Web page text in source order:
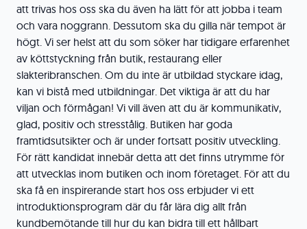
att trivas hos oss ska du även ha lätt för att jobba i team
och vara noggrann. Dessutom ska du gilla när tempot är
högt. Vi ser helst att du som söker har tidigare erfarenhet
av köttstyckning från butik, restaurang eller
slakteribranschen. Om du inte är utbildad styckare idag,
kan vi bistå med utbildningar. Det viktiga är att du har
viljan och förmågan! Vi vill även att du är kommunikativ,
glad, positiv och stresstålig. Butiken har goda
framtidsutsikter och är under fortsatt positiv utveckling.
För rätt kandidat innebär detta att det finns utrymme för
att utvecklas inom butiken och inom företaget. För att du
ska få en inspirerande start hos oss erbjuder vi ett
introduktionsprogram där du får lära dig allt från
kundbemötande till hur du kan bidra till ett hållbart